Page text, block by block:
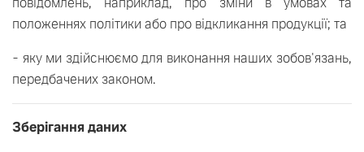
положеннях політики або про відкликання продукції; та
- яку ми здійснюємо для виконання наших зобов'язань,
передбачених законом.
Зберігання даних